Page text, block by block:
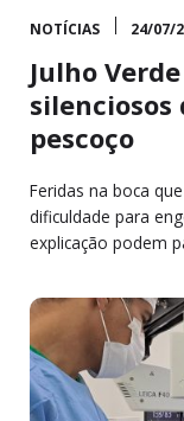
NOTÍCIAS 24/07/
Julho
silenciosos
pescoço
Feridas na boca
dificuldade para
explicação podem